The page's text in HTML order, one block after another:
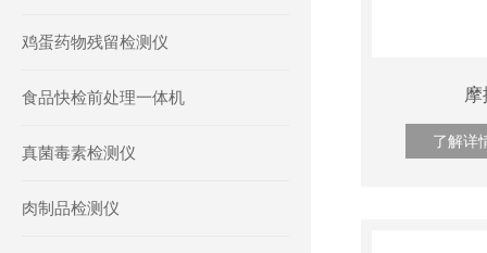
鸡蛋药物残留检测仪
食品快检前处理一体机
真菌毒素检测仪
肉制品检测仪
了解详